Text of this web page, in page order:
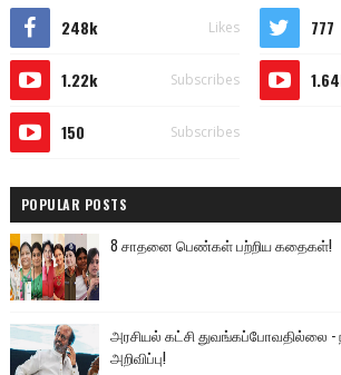
248k Likes 777
1.22k Subscribes
150 Subscribes
POPULAR POSTS
8 சாதனை பெண்கள் பற்றிய கதைகள்!
அரசியல் கட்சி துவங்கப்போவதில்லை -
அறிவிப்பு!